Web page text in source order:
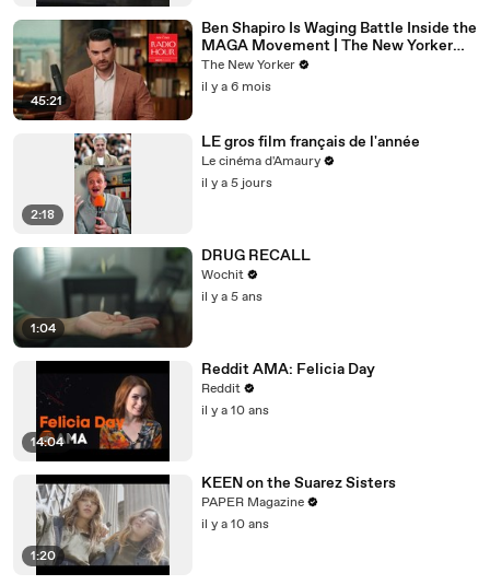
45:21
Ben Shapiro Is Waging Battle Inside the
MAGA Movement | The New Yorker
Interview
The New Yorker
il y a 6 mois
2:18
LE gros film français de l'année
Le cinéma d'Amaury
il y a 5 jours
1:04
DRUG RECALL
Wochit
il y a 5 ans
14:04
Reddit AMA: Felicia Day
Reddit
il y a 10 ans
1:20
KEEN on the Suarez Sisters
PAPER Magazine
il y a 10 ans